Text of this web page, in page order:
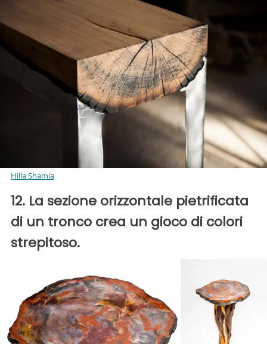
Hilla Shamia
12. La sezione orizzontale pietrificata
di un tronco crea un gioco di colori
strepitoso.